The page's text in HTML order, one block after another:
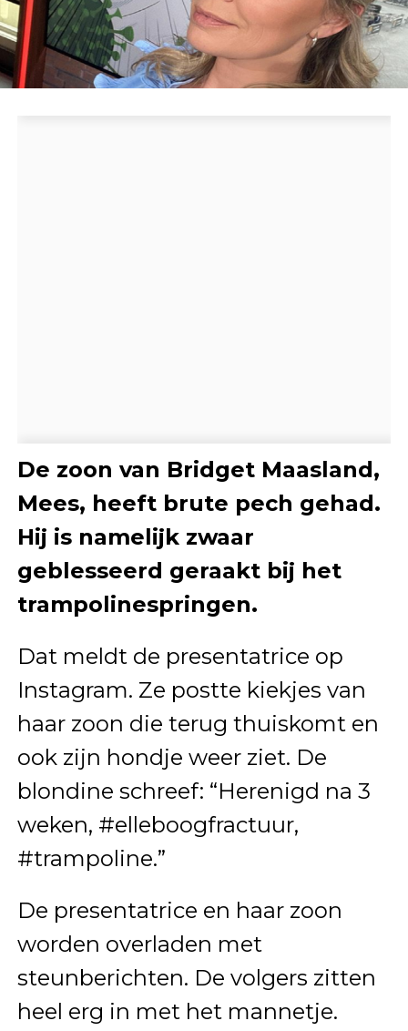
De zoon van Bridget Maasland,
Mees, heeft brute pech gehad.
Hij is namelijk zwaar
geblesseerd geraakt bij het
trampolinespringen.
Dat meldt de presentatrice op
Instagram. Ze postte kiekjes van
haar zoon die terug thuiskomt en
ook zijn hondje weer ziet. De
blondine schreef: “Herenigd na 3
weken, #elleboogfractuur,
#trampoline.”
De presentatrice en haar zoon
worden overladen met
steunberichten. De volgers zitten
heel erg in met het mannetje.